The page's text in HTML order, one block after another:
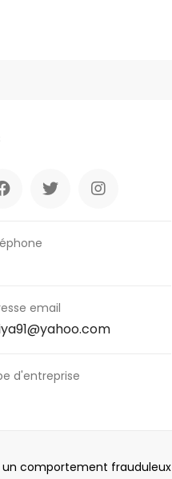
email
d'entreprise
un comportement frauduleux